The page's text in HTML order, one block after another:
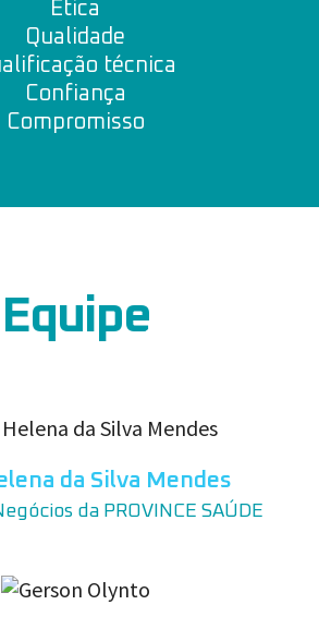
Ética
Qualidade
técnica
Confiança
Compromisso
Equipe
da Silva Mendes
da PROVINCE SAÚDE